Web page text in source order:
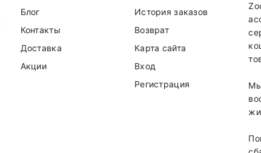
Email
Блог
Контакты
Доставка
Акции
История заказов
Возврат
Карта сайта
Вход
Регистрация